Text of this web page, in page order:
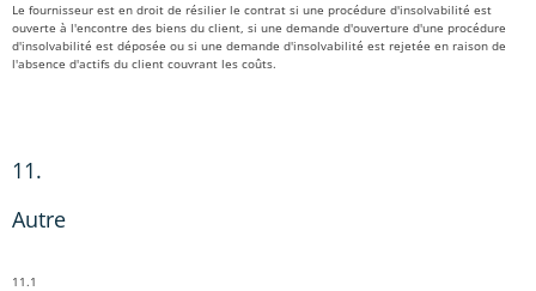
Le fournisseur est en droit de résilier le contrat si une procédure d'insolvabilité est
ouverte à l'encontre des biens du client, si une demande d'ouverture d'une procédure
d'insolvabilité est déposée ou si une demande d'insolvabilité est rejetée en raison de
l'absence d'actifs du client couvrant les coûts.
11.
Autre
11.1